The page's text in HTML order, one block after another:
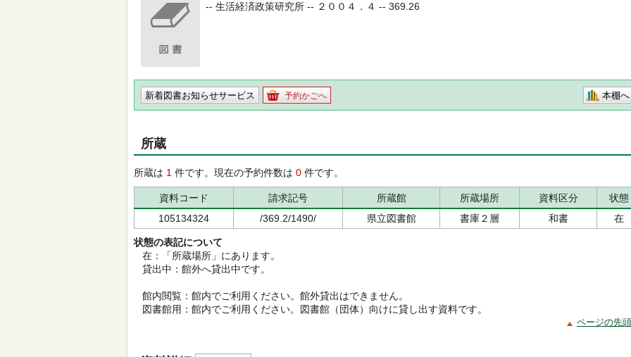
-- 生活経済政策研究所 -- ２００４．４ -- 369.26
新着図書お知らせサービス 予約かごへ 本棚へ
所蔵
所蔵は 1 件です。現在の予約件数は 0 件です。
資料コード 請求記号 所蔵館 所蔵場所 資料区分
状態
105134324
/369.2/1490/ 県立図書館 書庫２層 和書 在
状態の表記について
在：「所蔵場所」にあります。
貸出中：館外へ貸出中です。
館内閲覧：館内でご利用ください。館外貸出はできません。
図書館用：館内でご利用ください。図書館（団体）向けに貸し出す資料です。
ページの先